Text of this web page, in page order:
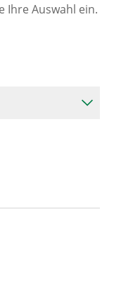
Ihre Auswahl ein.